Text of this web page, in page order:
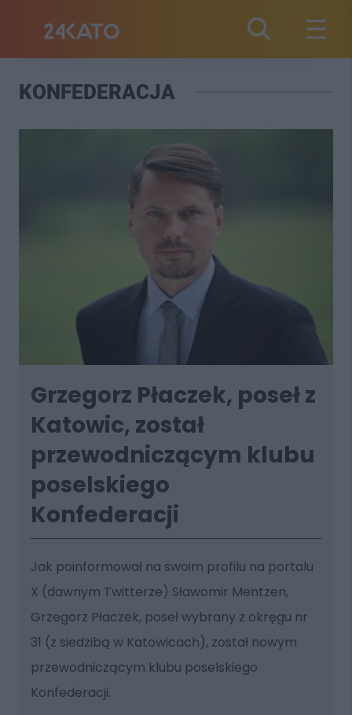
KONFEDERACJA
Grzegorz Płaczek, poseł z
Katowic, został
przewodniczącym klubu
poselskiego
Konfederacji
Jak poinformował na swoim profilu na portalu
X (dawnym Twitterze) Sławomir Mentzen,
Grzegorz Płaczek, poseł wybrany z okręgu nr
31 (z siedzibą w Katowicach), został nowym
przewodniczącym klubu poselskiego
Konfederacji.